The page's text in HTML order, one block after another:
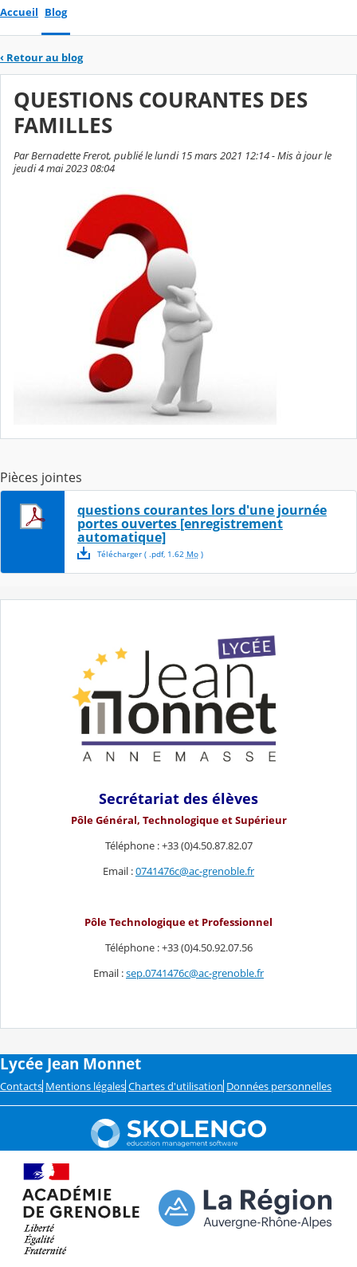
Accueil Blog
‹ Retour au blog
QUESTIONS COURANTES DES
FAMILLES
Par Bernadette Frerot, publié le lundi 15 mars 2021 12:14 - Mis à jour le
jeudi 4 mai 2023 08:04
Pièces jointes
questions courantes lors d'une journée
portes ouvertes [enregistrement
automatique]
Télécharger( .pdf, 1.62 Mo)
Secrétariat des élèves
Pôle Général, Technologique et Supérieur
Téléphone : +33 (0)4.50.87.82.07
Email :0741476c@ac-grenoble.fr
Pôle Technologique et Professionnel
Téléphone : +33 (0)4.50.92.07.56
Email :sep.0741476c@ac-grenoble.fr
Lycée Jean Monnet
Contacts Mentions légales Chartes d'utilisation Données personnelles